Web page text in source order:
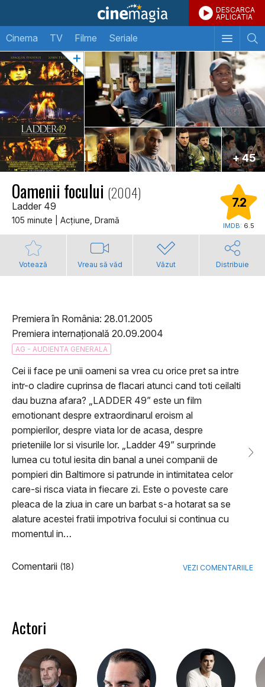
DESCARCA
APLICATIA
Cinema TV Filme Seriale
+ 45
Oamenii focului (2004)
Ladder 49
105 minute | Acţiune, Dramă
7.2
IMDB: 6.5
Votează Vreau să văd Văzut Distribuie
Premiera în România: 28.01.2005
Premiera internațională 20.09.2004
AG - AUDIENTA GENERALA
Cei ii face pe unii oameni sa vrea cu orice pret sa intre
intr-o cladire cuprinsa de flacari atunci cand toti ceilalti
dau buzna afara? „LADDER 49” este un film
emotionant despre extraordinarul eroism al
pompierilor, despre viata lor de acasa, despre
prieteniile lor si visurile lor. „Ladder 49” surprinde
lumea cu totul iesita din banal a unei companii de
pompieri din Baltimore si patrunde in intimitatea celor
care-si risca viata in fiecare zi. Este o poveste care
pleaca de la ziua in care un barbat s-a hotarat sa se
alature acestei fratii impotriva focului si continua cu
momentul in…
Comentarii (18) VEZI COMENTARIILE
Actori